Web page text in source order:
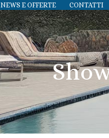
NEWS E OFFERTE CONTATTI